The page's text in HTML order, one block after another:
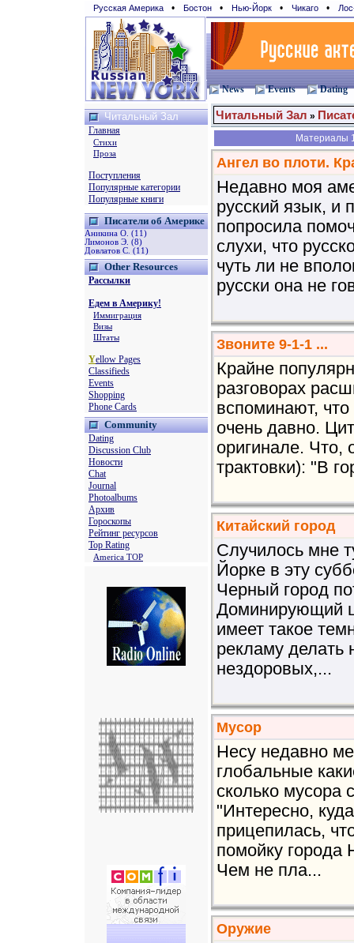
Русская Америка • Бостон • Нью-Йорк • Чикаго •
News Events Dating
Читальный Зал
Главная
Стихи
Проза
Поступления
Популярные категории
Популярные книги
Писатели об Америке
Аникина О. (11)
Лимонов Э. (8)
Довлатов С. (11)
Other Resources
Рассылки
Едем в Америку!
Иммиграция
Визы
Штаты
Yellow Pages
Classifieds
Events
Shopping
Phone Cards
Community
Dating
Discussion Club
Новости
Chat
Journal
Photoalbums
Архив
Гороскопы
Рейтинг ресурсов
Top Rating
America TOP
Читальный Зал »
Материалы
Ангел во плоти.
Недавно моя
русский язык, и
попросила
слухи, что
чуть ли не
русски она не
Звоните 9-1-1 ...
Крайне
разговорах
вспоминают,
очень давно.
оригинале. Что,
трактовки): "В
Китайский город
Случилось мне
Йорке в эту
Черный город
Доминирующий
имеет такое
рекламу делать
нездоровых,...
Мусор
Несу недавно
глобальные
сколько мусора
"Интересно,
прицепилась,
помойку города
Чем не пла...
Оружие